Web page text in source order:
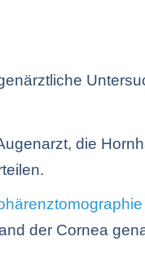
die
der Cornea